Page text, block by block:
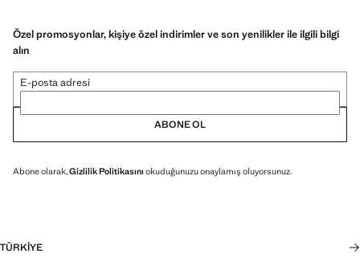
Özel promosyonlar, kişiye özel indirimler ve son yenilikler ile ilgili bilgi
alın
E-posta adresi
ABONE OL
Abone olarak,Gizlilik Politikasını okuduğunuzu onaylamış oluyorsunuz.
TÜRKIYE